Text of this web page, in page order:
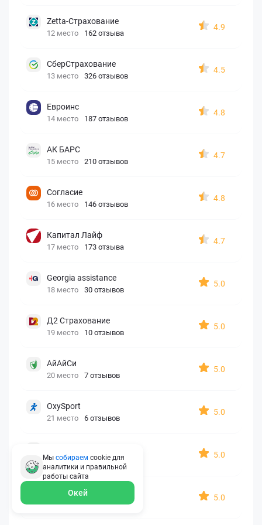
Zetta-Страхование
12 место 162 отзыва
4.9
СберСтрахование
13 место 326 отзывов
4.5
Евроинс
14 место 187 отзывов
4.8
АК БАРС
15 место 210 отзывов
4.7
Согласие
16 место 146 отзывов
4.8
Капитал Лайф
17 место 173 отзыва
4.7
Georgia assistance
18 место 30 отзывов
5.0
Д2 Страхование
19 место 10 отзывов
5.0
АйАйСи
20 место 7 отзывов
5.0
OxySport
21 место 6 отзывов
5.0
22 место 2 отзыва
5.0
Oxy Travel Premium
23 место 1 отзыв
5.0
Мы собираем cookie для
аналитики и правильной
работы сайта
Окей